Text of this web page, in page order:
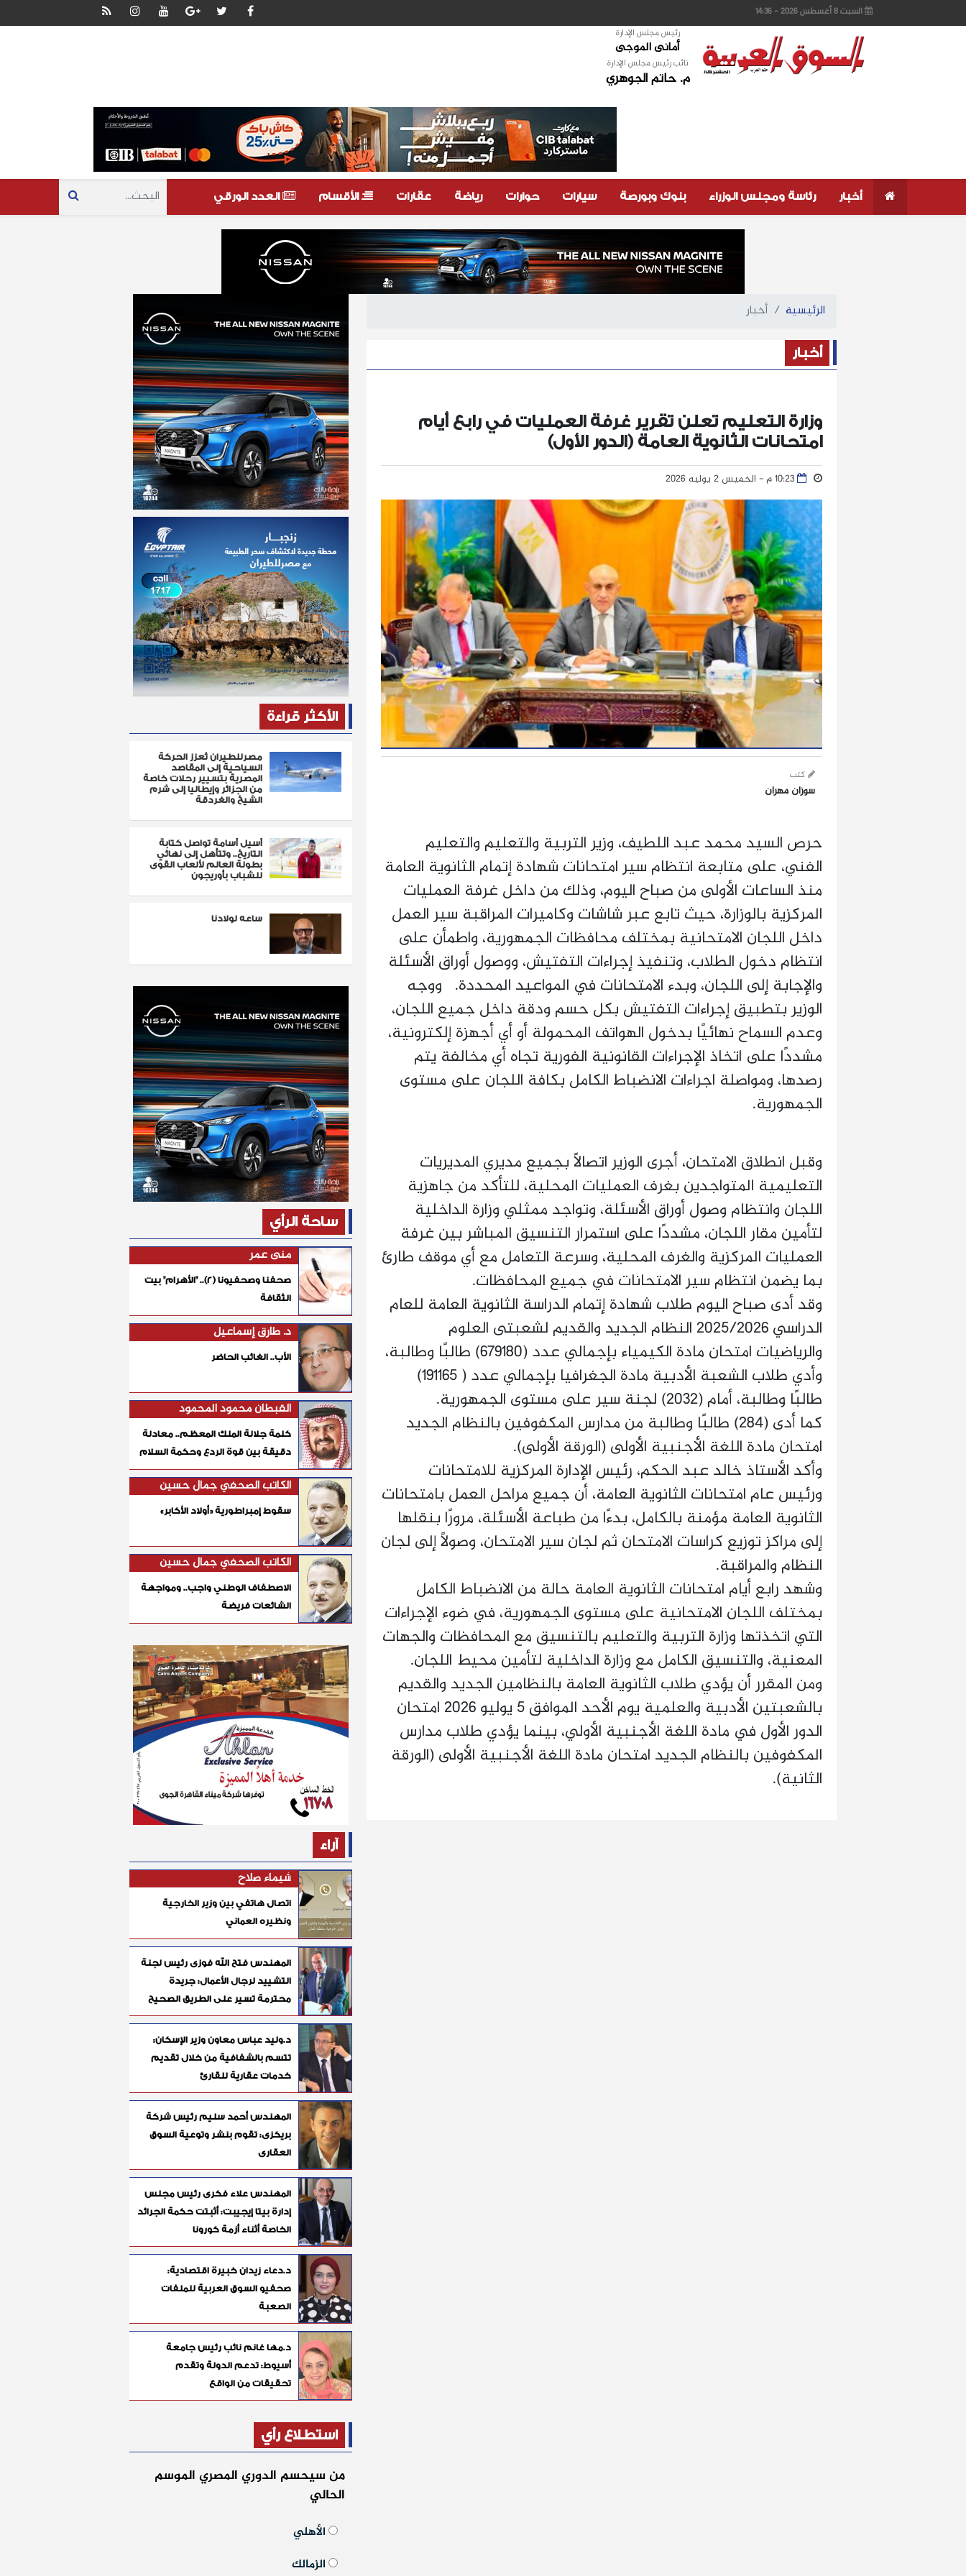
السبت 8 أغسطس 2026 - 14:36
رئيس مجلس الإدارة
أمانى الموجى
نائب رئيس مجلس الإدارة
م. حاتم الجوهري
أخبار رئاسة ومجلس الوزراء بنوك وبورصة سيارات حوارات رياضة عقارات الأقسام العدد الورقي
الرئيسية أخبار
أخبار
وزارة التعليم تعلن تقرير غرفة العمليات في رابع أيام
امتحانات الثانوية العامة (الدور الأول)
كتب
سوزان مهران
حرص السيد محمد عبد اللطيف، وزير التربية والتعليم والتعليم
الفني، على متابعة انتظام سير امتحانات شهادة إتمام الثانوية العامة
منذ الساعات الأولى من صباح اليوم، وذلك من داخل غرفة العمليات
المركزية بالوزارة، حيث تابع عبر شاشات وكاميرات المراقبة سير العمل
داخل اللجان الامتحانية بمختلف محافظات الجمهورية، واطمأن على
انتظام دخول الطلاب، وتنفيذ إجراءات التفتيش، ووصول أوراق الأسئلة
والإجابة إلى اللجان، وبدء الامتحانات في المواعيد المحددة. ووجه
الوزير بتطبيق إجراءات التفتيش بكل حسم ودقة داخل جميع اللجان،
وعدم السماح نهائيًا بدخول الهواتف المحمولة أو أي أجهزة إلكترونية،
مشددًا على اتخاذ الإجراءات القانونية الفورية تجاه أي مخالفة يتم
رصدها، ومواصلة اجراءات الانضباط الكامل بكافة اللجان على مستوى
الجمهورية.
وقبل انطلاق الامتحان، أجرى الوزير اتصالًا بجميع مديري المديريات
التعليمية المتواجدين بغرف العمليات المحلية، للتأكد من جاهزية
اللجان وانتظام وصول أوراق الأسئلة، وتواجد ممثلي وزارة الداخلية
لتأمين مقار اللجان، مشددًا على استمرار التنسيق المباشر بين غرفة
العمليات المركزية والغرف المحلية، وسرعة التعامل مع أي موقف طارئ
بما يضمن انتظام سير الامتحانات في جميع المحافظات.
وقد أدى صباح اليوم طلاب شهادة إتمام الدراسة الثانوية العامة للعام
الدراسي 2025/2026 النظام الجديد والقديم لشعبتى العلوم
والرياضيات امتحان مادة الكيمياء بإجمالي عدد (679180) طالبًا وطالبة،
وأدي طلاب الشعبة الأدبية مادة الجغرافيا بإجمالي عدد ( 191165)
طالبًا وطالبة، أمام (2032) لجنة سير على مستوى الجمهورية.
كما أدى (284) طالبًا وطالبة من مدارس المكفوفين بالنظام الجديد
امتحان مادة اللغة الأجنبية الأولى (الورقة الأولى).
وأكد الأستاذ خالد عبد الحكم، رئيس الإدارة المركزية للامتحانات
ورئيس عام امتحانات الثانوية العامة، أن جميع مراحل العمل بامتحانات
الثانوية العامة مؤمنة بالكامل، بدءًا من طباعة الأسئلة، مرورًا بنقلها
إلى مراكز توزيع كراسات الامتحان ثم لجان سير الامتحان، وصولًا إلى لجان
النظام والمراقبة.
وشهد رابع أيام امتحانات الثانوية العامة حالة من الانضباط الكامل
بمختلف اللجان الامتحانية على مستوى الجمهورية، في ضوء الإجراءات
التي اتخذتها وزارة التربية والتعليم بالتنسيق مع المحافظات والجهات
المعنية، والتنسيق الكامل مع وزارة الداخلية لتأمين محيط اللجان.
ومن المقرر أن يؤدي طلاب الثانوية العامة بالنظامين الجديد والقديم
بالشعبتين الأدبية والعلمية يوم الأحد الموافق 5 يوليو 2026 امتحان
الدور الأول في مادة اللغة الأجنبية الأولي، بينما يؤدي طلاب مدارس
المكفوفين بالنظام الجديد امتحان مادة اللغة الأجنبية الأولى (الورقة
الثانية).
الأكثر قراءة
مصرللطيران تُعزز الحركة
السياحية إلى المقاصد
المصرية بتسيير رحلات خاصة
من الجزائر وإيطاليا إلى شرم
الشيخ والغردقة
أسيل أسامة تواصل كتابة
التاريخ.. وتتأهل إلى نهائي
بطولة العالم لألعاب القوى
للشباب بأوريجون
ساعه لولادنا
ساحة الرأي
منى عمر
صحفنا وصحفيونا (٢).. "الأهرام" بيت
الثقافة
د. طارق إسماعيل
الأب.. الغائب الحاضر
القبطان محمود المحمود
كلمة جلالة الملك المعظم.. معادلة
دقيقة بين قوة الردع وحكمة السلام
الكاتب الصحفي جمال حسين
سقوط إمبراطورية «أولاد الأكابر»
الكاتب الصحفي جمال حسين
الاصطفاف الوطني واجب.. ومواجهة
الشائعات فريضة
آراء
شيماء صلاح
اتصال هاتفي بين وزير الخارجية
ونظيره العماني
المهندس فتح الله فوزى رئيس لجنة
التشييد لرجال الأعمال: جريدة
محترمة تسير على الطريق الصحيح
د.وليد عباس معاون وزير الإسكان:
تتسم بالشفافية من خلال تقديم
خدمات عقارية للقارئ
المهندس أحمد سليم رئيس شركة
بريكزى: تقوم بنشر وتوعية السوق
العقارى
المهندس علاء فكرى رئيس مجلس
إدارة بيتا إيجيبت: أثبتت حكمة الجرائد
الخاصة أثناء أزمة كورونا
د.دعاء زيدان خبيرة اقتصادية:
صحفيو السوق العربية للملفات
الصعبة
د.مها غانم نائب رئيس جامعة
أسيوط: تدعم الدولة وتقدم
تحقيقات من الواقع
استطلاع رأي
من سيحسم الدوري المصري الموسم
الحالي
الأهلي
الزمالك